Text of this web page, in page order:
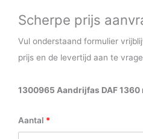
Scherpe prijs
Vul onderstaand formulier
prijs en de levertijd aan te
1300965 Aandrijfas DAF 1360
Aantal